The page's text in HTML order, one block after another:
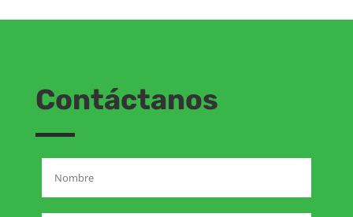
Contáctanos